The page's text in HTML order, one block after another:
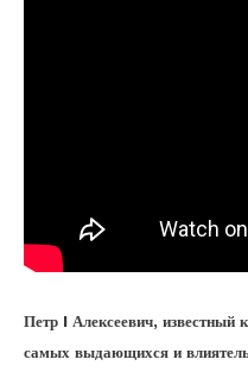
Петр I Алексеевич, известный
самых выдающихся и